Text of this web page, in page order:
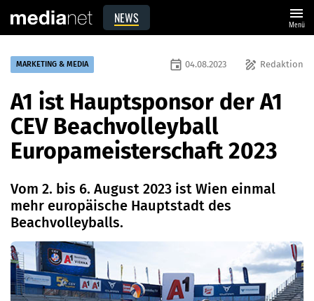
NEWS menu
Menü
MARKETING & MEDIA draw Redaktion
event 04.08.2023
A1 ist Hauptsponsor der A1
CEV Beachvolleyball
Europameisterschaft 2023
Vom 2. bis 6. August 2023 ist Wien einmal
mehr europäische Hauptstadt des
Beachvolleyballs.